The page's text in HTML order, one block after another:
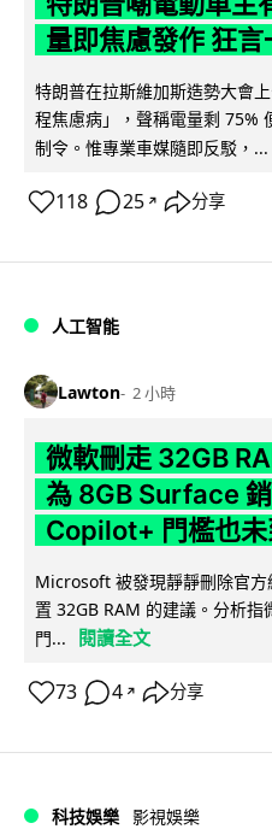
量即焦慮發作 狂
特朗普在拉斯維加斯造勢大會
程焦慮病」，聲稱電量剩 75%
制令。惟專業車媒隨即反駁，...
118 25 ↗ 分享
人工智能
Lawton 2 小時
微軟刪走 32GB
為 8GB Surface
Copilot+ 門檻也未
Microsoft 被發現靜靜刪除官
置 32GB RAM 的建議。分析指
門...
閱讀全文
73 4 ↗ 分享
科技娛樂 影視娛樂